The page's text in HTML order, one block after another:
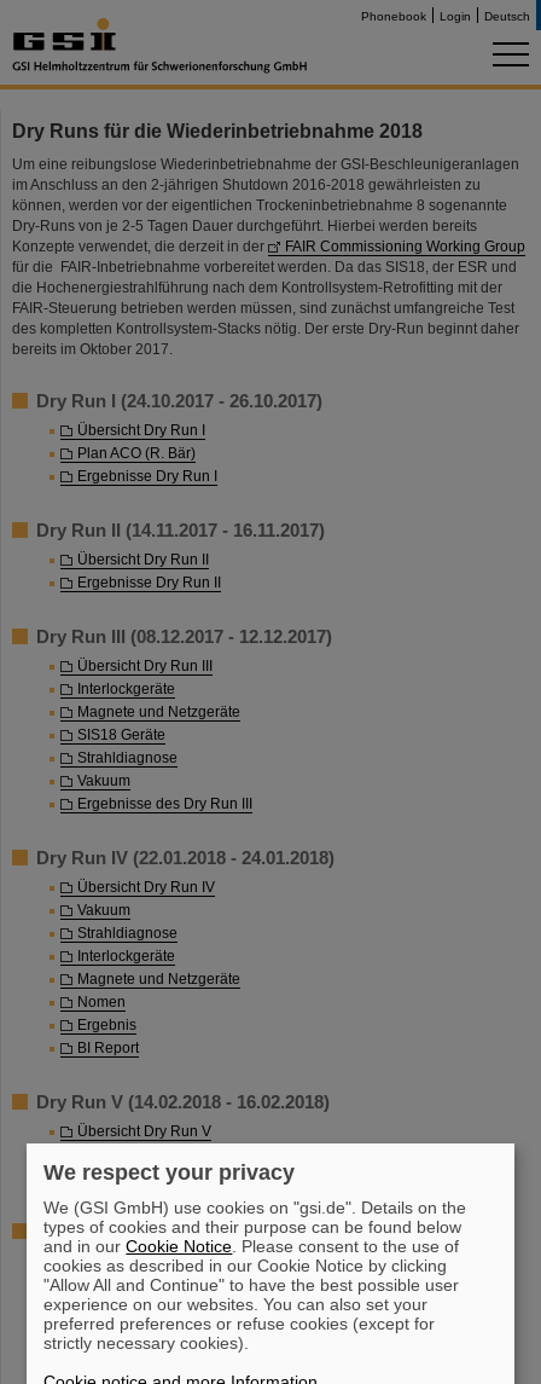
Phonebook Login Deutsch
Dry Runs für die Wiederinbetriebnahme 2018
Um eine reibungslose Wiederinbetriebnahme der GSI-Beschleunigeranlagen
im Anschluss an den 2-jährigen Shutdown 2016-2018 gewährleisten zu
können, werden vor der eigentlichen Trockeninbetriebnahme 8 sogenannte
Dry-Runs von je 2-5 Tagen Dauer durchgeführt. Hierbei werden bereits
Konzepte verwendet, die derzeit in der
FAIR Commissioning Working Group
für die FAIR-Inbetriebnahme vorbereitet werden. Da das SIS18, der ESR und
die Hochenergiestrahlführung nach dem Kontrollsystem-Retrofitting mit der
FAIR-Steuerung betrieben werden müssen, sind zunächst umfangreiche Test
des kompletten Kontrollsystem-Stacks nötig. Der erste Dry-Run beginnt daher
bereits im Oktober 2017.
Dry Run I (24.10.2017 - 26.10.2017)
Übersicht Dry Run I
Plan ACO (R. Bär)
Ergebnisse Dry Run I
Dry Run II (14.11.2017 - 16.11.2017)
Übersicht Dry Run II
Ergebnisse Dry Run II
Dry Run III (08.12.2017 - 12.12.2017)
Übersicht Dry Run III
Interlockgeräte
Magnete und Netzgeräte
SIS18 Geräte
Strahldiagnose
Vakuum
Ergebnisse des Dry Run III
Dry Run IV (22.01.2018 - 24.01.2018)
Übersicht Dry Run IV
Vakuum
Strahldiagnose
Interlockgeräte
Magnete und Netzgeräte
Nomen
Ergebnis
BI Report
Dry Run V (14.02.2018 - 16.02.2018)
Übersicht Dry Run V
Ergebnis Dry Run V
Dry Run VI (13.03.2018 - 15.03.2018)
Übersicht Dry Run VI
Magnetliste
Interlockgeräte
SIS18 HV und HF
Ablauf Dry Run VI
Geräteliste Unilac Dry Run VI
We respect your privacy
We (GSI GmbH) use cookies on "gsi.de". Details on the
types of cookies and their purpose can be found below
and in ourCookie Notice . Please consent to the use of
cookies as described in our Cookie Notice by clicking
"Allow All and Continue" to have the best possible user
experience on our websites. You can also set your
preferred preferences or refuse cookies (except for
strictly necessary cookies).